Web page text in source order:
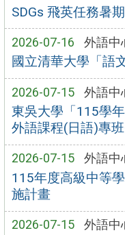
SDGs 飛英任務暑
2026-07-16 外語中
國立清華大學「語
2026-07-15 外語中
東吳大學「115學
外語課程(日語)專
2026-07-15 外語中
115年度高級中等
施計畫
2026-07-15 外語中